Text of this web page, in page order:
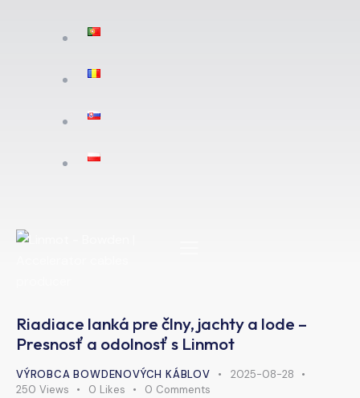
Riadiace lanká pre člny, jachty a lode –
Presnosť a odolnosť s Linmot
VÝROBCA BOWDENOVÝCH KÁBLOV
2025-08-28
250 Views 0 Likes 0 Comments